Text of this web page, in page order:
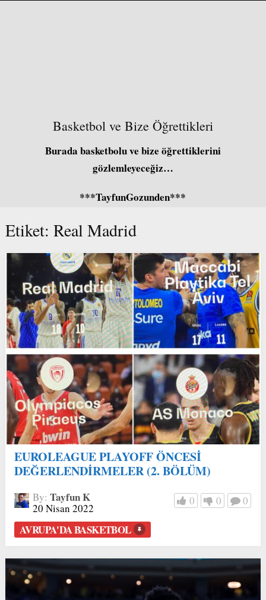
Basketbol ve Bize Öğrettikleri
Burada basketbolu ve bize öğrettiklerini
gözlemleyeceğiz…
***TayfunGozunden***
Etiket: Real Madrid
EUROLEAGUE PLAYOFF ÖNCESİ
DEĞERLENDİRMELER (2. BÖLÜM)
By: Tayfun K
20 Nisan 2022
0 0 0
AVRUPA'DA BASKETBOL